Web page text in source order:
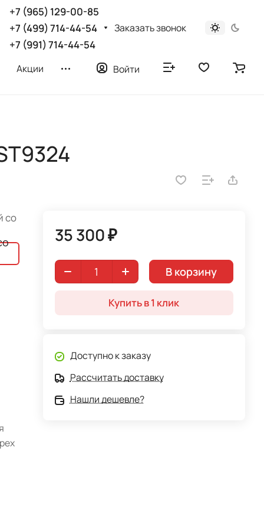
+7 (965) 129-00-85
+7 (499) 714-44-54
+7 (991) 714-44-54
Заказать звонок
Акции Войти
со
35 300 ₽
В корзину
Купить в 1 клик
Доступно к заказу
Рассчитать доставку
Нашли дешевле?